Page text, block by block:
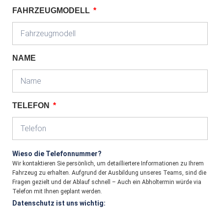
FAHRZEUGMODELL
NAME
TELEFON
Wieso die Telefonnummer?
Wir kontaktieren Sie persönlich, um detailliertere Informationen zu Ihrem
Fahrzeug zu erhalten. Aufgrund der Ausbildung unseres Teams, sind die
Fragen gezielt und der Ablauf schnell – Auch ein Abholtermin würde via
Telefon mit Ihnen geplant werden.
Datenschutz ist uns wichtig: